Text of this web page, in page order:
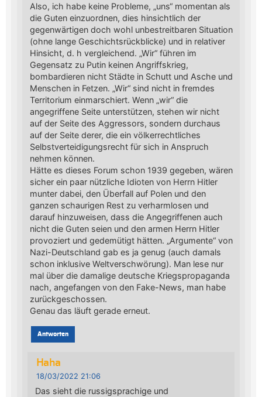
Also, ich habe keine Probleme, „uns“ momentan als
die Guten einzuordnen, dies hinsichtlich der
gegenwärtigen doch wohl unbestreitbaren Situation
(ohne lange Geschichtsrückblicke) und in relativer
Hinsicht, d. h vergleichend. „Wir“ führen im
Gegensatz zu Putin keinen Angriffskrieg,
bombardieren nicht Städte in Schutt und Asche und
Menschen in Fetzen. „Wir“ sind nicht in fremdes
Territorium einmarschiert. Wenn „wir“ die
angegriffene Seite unterstützen, stehen wir nicht
auf der Seite des Aggressors, sondern durchaus
auf der Seite derer, die ein völkerrechtliches
Selbstverteidigungsrecht für sich in Anspruch
nehmen können.
Hätte es dieses Forum schon 1939 gegeben, wären
sicher ein paar nützliche Idioten von Herrn Hitler
munter dabei, den Überfall auf Polen und den
ganzen schaurigen Rest zu verharmlosen und
darauf hinzuweisen, dass die Angegriffenen auch
nicht die Guten seien und den armen Herrn Hitler
provoziert und gedemütigt hätten. „Argumente“ von
Nazi-Deutschland gab es ja genug (auch damals
schon inklusive Weltverschwörung). Man lese nur
mal über die damalige deutsche Kriegspropaganda
nach, angefangen von den Fake-News, man habe
zurückgeschossen.
Genau das läuft gerade erneut.
Antworten
Haha
18/03/2022 21:06
Das sieht die russigsprachige und